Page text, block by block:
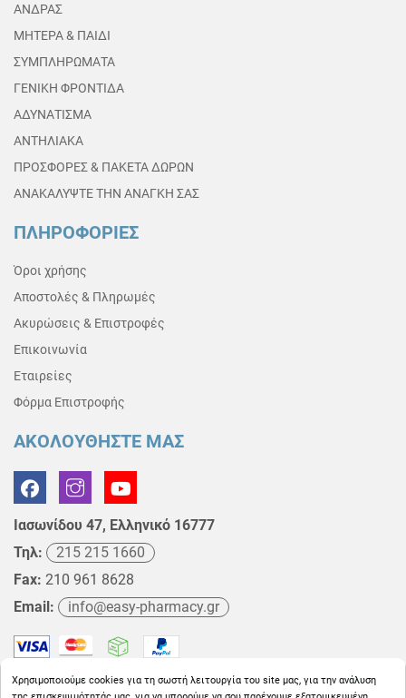
ΑΝΔΡΑΣ
ΜΗΤΕΡΑ & ΠΑΙΔΙ
ΣΥΜΠΛΗΡΩΜΑΤΑ
ΓΕΝΙΚΗ ΦΡΟΝΤΙΔΑ
ΑΔΥΝΑΤΙΣΜΑ
ΑΝΤΗΛΙΑΚΑ
ΠΡΟΣΦΟΡΕΣ & ΠΑΚΕΤΑ ΔΩΡΩΝ
ΑΝΑΚΑΛΥΨΤΕ ΤΗΝ ΑΝΑΓΚΗ ΣΑΣ
ΠΛΗΡΟΦΟΡΙΕΣ
Όροι χρήσης
Αποστολές & Πληρωμές
Ακυρώσεις & Επιστροφές
Επικοινωνία
Εταιρείες
Φόρμα Επιστροφής
ΑΚΟΛΟΥΘΗΣΤΕ ΜΑΣ
Ιασωνίδου 47, Ελληνικό 16777
Τηλ:
215 215 1660
Fax: 210 961 8628
Email:
info@easy-pharmacy.gr
Χρησιμοποιούμε cookies για τη σωστή λειτουργία του site μας, για την ανάλυση